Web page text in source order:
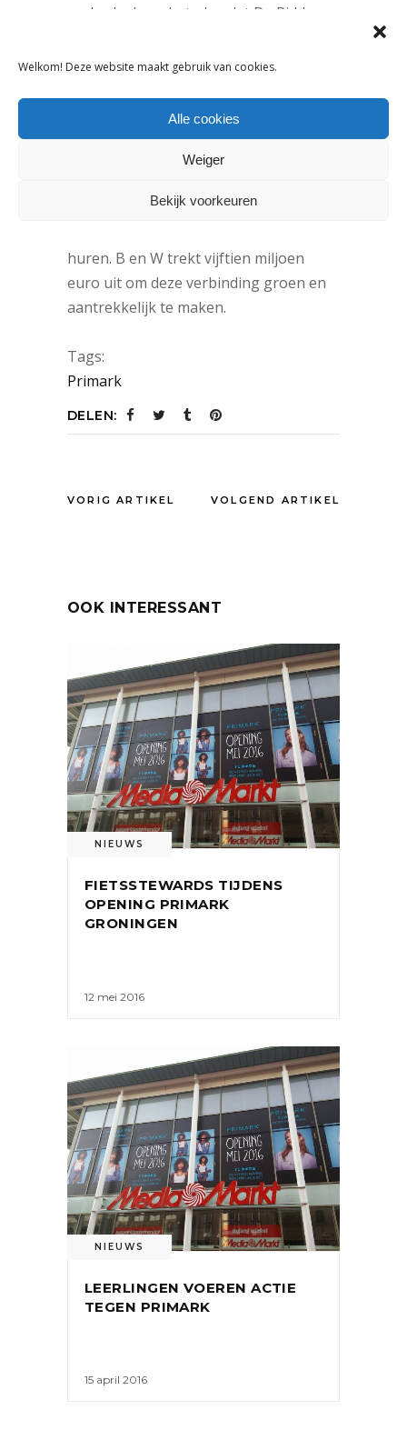
Welkom! Deze website maakt gebruik van cookies.
Alle cookies
Weiger
Bekijk voorkeuren
onderdeel van het plan dat De Ridder
Wereldhave om de Tilburgse
eigenaar van winkelgebied Pieter
Vreedeplein en de Emmapassage, wil
investeren in een nieuwe winkelstraat
onderneming is bereid een winkelplint
huren. B en W trekt vijftien miljoen
euro uit om deze verbinding groen en
aantrekkelijk te maken.
Tags:
Primark
DELEN:
VORIG ARTIKEL VOLGEND ARTIKEL
OOK INTERESSANT
NIEUWS
FIETSSTEWARDS TIJDENS
OPENING PRIMARK
GRONINGEN
12 mei 2016
NIEUWS
LEERLINGEN VOEREN ACTIE
TEGEN PRIMARK
15 april 2016